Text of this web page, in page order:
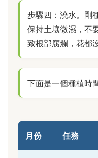
步驟四：澆水。剛
保持土壤微濕，不
致根部腐爛，花都
下面是一個種植時
月份 任務